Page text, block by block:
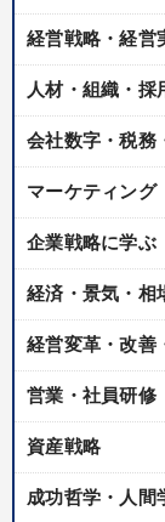
経営戦略・経営
人材・組織・採
会社数字・税務
マーケティング
企業戦略に学ぶ
経済・景気・相
経営変革・改善
営業・社員研修
資産戦略
成功哲学・人間